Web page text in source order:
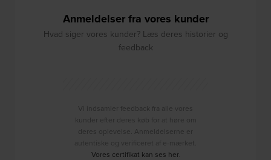
Anmeldelser fra vores kunder
Hvad siger vores kunder? Læs deres historier og
feedback
Vi indsamler feedback fra alle vores
kunder efter deres køb for at høre om
deres oplevelse. Anmeldelserne er
autentiske og verificeret af e-mærket.
Vores certifikat kan ses her.